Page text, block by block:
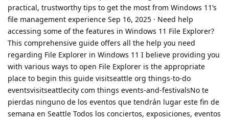
practical, trustworthy tips to get the most from Windows 11’s
file management experience Sep 16, 2025 · Need help
accessing some of the features in Windows 11 File Explorer?
This comprehensive guide offers all the help you need
regarding File Explorer in Windows 11 I believe providing you
with various ways to open File Explorer is the appropriate
place to begin this guide visitseattle org things-to-do
eventsvisitseattlecity com things events-and-festivalsNo te
pierdas ninguno de los eventos que tendrán lugar este fin de
semana en Seattle Todos los conciertos, exposiciones, eventos